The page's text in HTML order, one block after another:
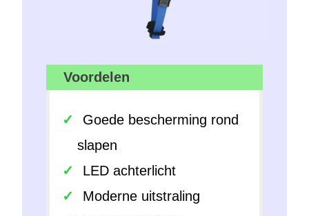
Voordelen
Goede bescherming rond
slapen
LED achterlicht
Moderne uitstraling